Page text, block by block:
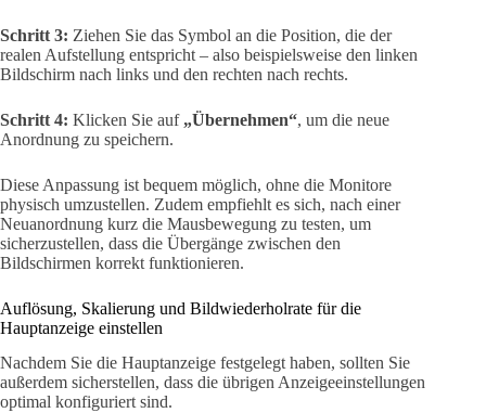
Schritt 3: Ziehen Sie das Symbol an die Position, die der
realen Aufstellung entspricht – also beispielsweise den linken
Bildschirm nach links und den rechten nach rechts.
Schritt 4: Klicken Sie auf „Übernehmen“, um die neue
Anordnung zu speichern.
Diese Anpassung ist bequem möglich, ohne die Monitore
physisch umzustellen. Zudem empfiehlt es sich, nach einer
Neuanordnung kurz die Mausbewegung zu testen, um
sicherzustellen, dass die Übergänge zwischen den
Bildschirmen korrekt funktionieren.
Auflösung, Skalierung und Bildwiederholrate für die
Hauptanzeige einstellen
Nachdem Sie die Hauptanzeige festgelegt haben, sollten Sie
außerdem sicherstellen, dass die übrigen Anzeigeeinstellungen
optimal konfiguriert sind.